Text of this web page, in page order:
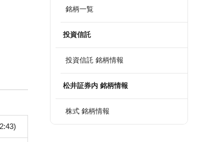
銘柄一覧
投資信託
投資信託 銘柄情報
松井証券内 銘柄情報
株式 銘柄情報